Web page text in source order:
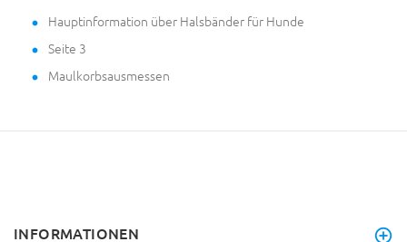
Hauptinformation über Halsbänder für Hunde
Seite 3
Maulkorbsausmessen
INFORMATIONEN